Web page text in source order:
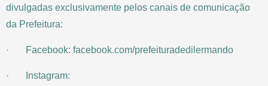
divulgadas exclusivamente pelos canais de comunicação
da Prefeitura:
· Facebook: facebook.com/prefeituradedilermando
· Instagram: